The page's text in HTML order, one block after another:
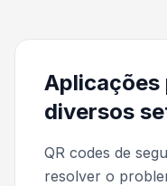
Aplicações
diversos
QR codes de
resolver o